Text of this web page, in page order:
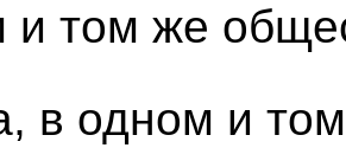
и том же
в одном и